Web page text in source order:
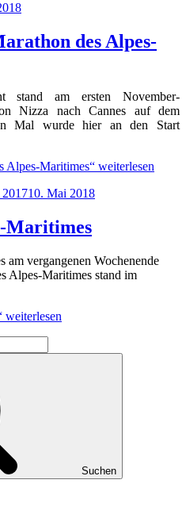
des Alpes-
stand am ersten November-
Nizza nach Cannes auf dem
Mal wurde hier an den Start
Alpes-Maritimes“ weiterlesen
10. Mai 2018
Maritimes
am vergangenen Wochenende
Alpes-Maritimes stand im
weiterlesen
Suchen